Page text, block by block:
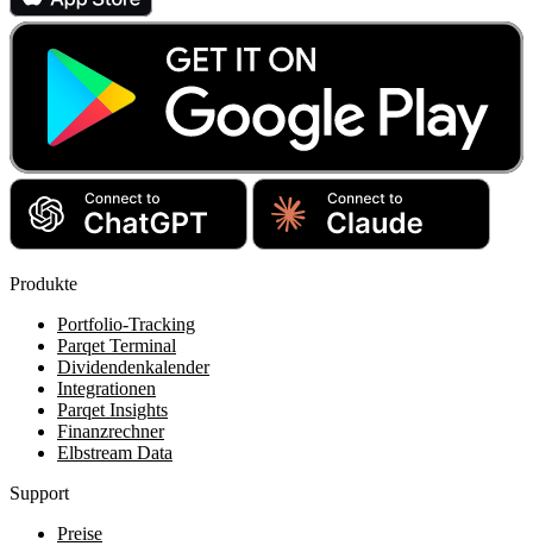
Produkte
Portfolio-Tracking
Parqet Terminal
Dividendenkalender
Integrationen
Parqet Insights
Finanzrechner
Elbstream Data
Support
Preise